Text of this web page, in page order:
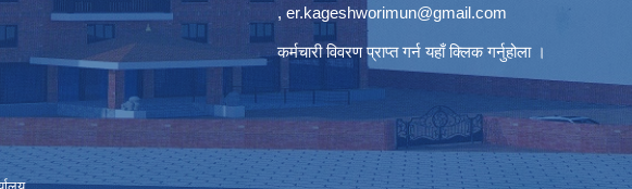
, er.kageshworimun@gmail.com
कर्मचारी विवरण प्राप्त गर्नयहाँ क्लिकगर्नुहोला ।